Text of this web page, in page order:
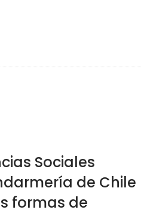
Sociales
de Chile
formas de